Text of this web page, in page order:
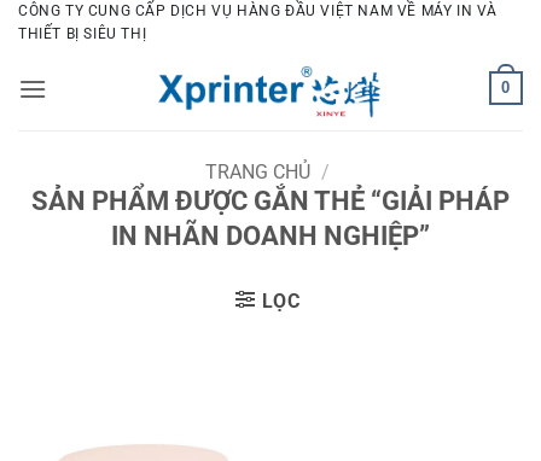
Bỏ
qua
dung
CÔNG TY CUNG CẤP DỊCH VỤ HÀNG ĐẦU VIỆT NAM VỀ MÁY IN VÀ
THIẾT BỊ SIÊU THỊ
0
TRANG CHỦ /
SẢN PHẨM ĐƯỢC GẮN THẺ “GIẢI PHÁP
IN NHÃN DOANH NGHIỆP”
LỌC